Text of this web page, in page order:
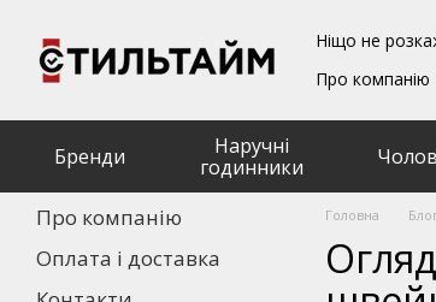
Ніщо не
Про компанію
Угода
Бренди
Наручні
годинники
Головна
Про компанію
Оплата і доставка